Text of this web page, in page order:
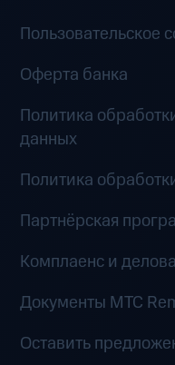
Пользовательское
Оферта банка
Политика
данных
Политика
Партнёрская
Комплаенс и
Документы MTC
Оставить